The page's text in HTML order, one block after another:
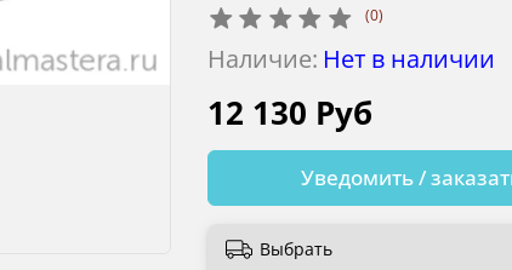
(0)
Наличие: Нет в наличии
12 130 Руб
Уведомить /
Выбрать